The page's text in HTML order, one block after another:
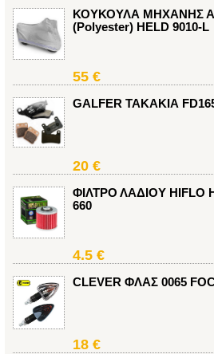
ΚΟΥΚΟΥΛΑ ΜΗΧΑΝΗΣ
(Polyester) HELD 9010-L
55 €
GALFER ΤΑΚΑΚΙΑ
20 €
ΦΙΛΤΡΟ ΛΑΔΙΟΥ HIFLO
660
4.5 €
CLEVER ΦΛΑΣ 0065
18 €